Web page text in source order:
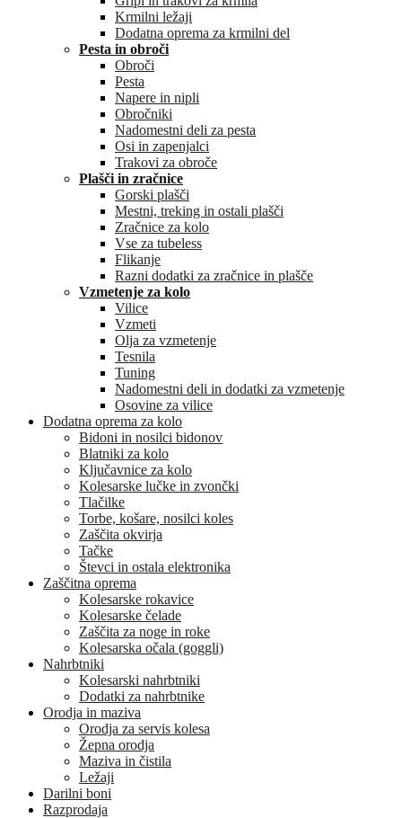
Krmilni ležaji
Dodatna oprema za krmilni del
Pesta in obroči
Obroči
Pesta
Napere in nipli
Obročniki
Nadomestni deli za pesta
Osi in zapenjalci
Trakovi za obroče
Plašči in zračnice
Gorski plašči
Mestni, treking in ostali plašči
Zračnice za kolo
Vse za tubeless
Flikanje
Razni dodatki za zračnice in plašče
Vzmetenje za kolo
Vilice
Vzmeti
Olja za vzmetenje
Tesnila
Tuning
Nadomestni deli in dodatki za vzmetenje
Osovine za vilice
Dodatna oprema za kolo
Bidoni in nosilci bidonov
Blatniki za kolo
Ključavnice za kolo
Kolesarske lučke in zvončki
Tlačilke
Torbe, košare, nosilci koles
Zaščita okvirja
Tačke
Števci in ostala elektronika
Zaščitna oprema
Kolesarske rokavice
Kolesarske čelade
Zaščita za noge in roke
Kolesarska očala (goggli)
Nahrbtniki
Kolesarski nahrbtniki
Dodatki za nahrbtnike
Orodja in maziva
Orodja za servis kolesa
Žepna orodja
Maziva in čistila
Ležaji
Darilni boni
Razprodaja